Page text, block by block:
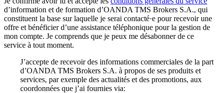
d’information et de formation d’OANDA TMS Brokers S.A., qui
constituent la base sur laquelle je serai contacté·e pour recevoir une
offre et bénéficier d’une assistance téléphonique pour la gestion de
mon compte. Je comprends que je peux me désabonner de ce
service à tout moment.
J’accepte de recevoir des informations commerciales de la part
d’OANDA TMS Brokers S.A. à propos de ses produits et
services, par exemple des actualités et des promotions, aux
coordonnées que j’ai fournies via: